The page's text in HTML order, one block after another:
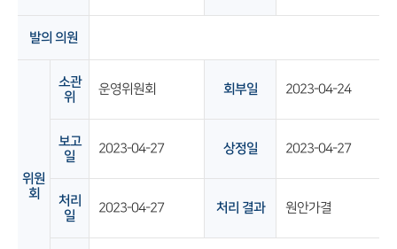
발의 의원
위원
회
소관
위
운영위원회 회부일 2023-04-24
보고
일
2023-04-27 상정일 2023-04-27
처리
일
2023-04-27 처리 결과 원안가결